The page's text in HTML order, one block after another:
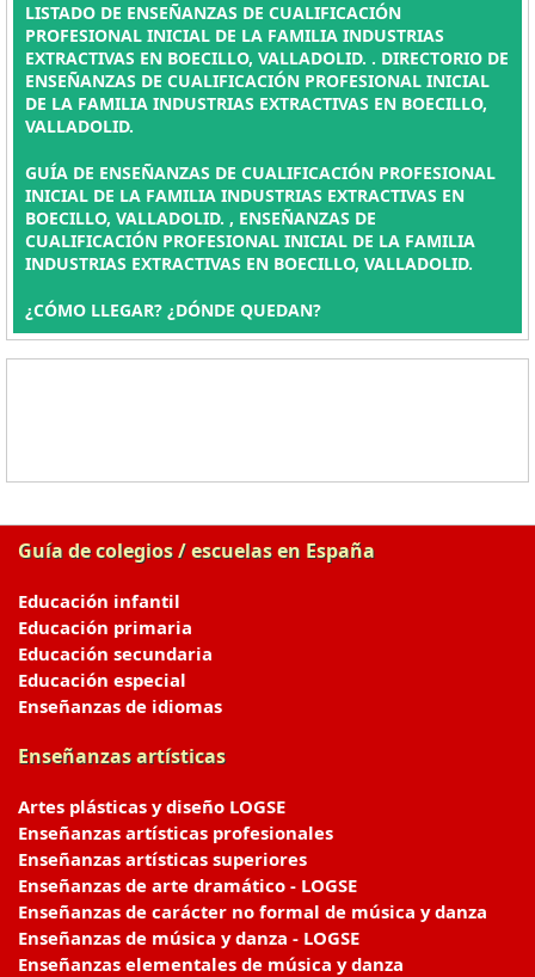
LISTADO DE ENSEÑANZAS DE CUALIFICACIÓN
PROFESIONAL INICIAL DE LA FAMILIA INDUSTRIAS
EXTRACTIVAS EN BOECILLO, VALLADOLID. . DIRECTORIO DE
ENSEÑANZAS DE CUALIFICACIÓN PROFESIONAL INICIAL
DE LA FAMILIA INDUSTRIAS EXTRACTIVAS EN BOECILLO,
VALLADOLID.
GUÍA DE ENSEÑANZAS DE CUALIFICACIÓN PROFESIONAL
INICIAL DE LA FAMILIA INDUSTRIAS EXTRACTIVAS EN
BOECILLO, VALLADOLID. , ENSEÑANZAS DE
CUALIFICACIÓN PROFESIONAL INICIAL DE LA FAMILIA
INDUSTRIAS EXTRACTIVAS EN BOECILLO, VALLADOLID.
¿CÓMO LLEGAR? ¿DÓNDE QUEDAN?
Guía de colegios / escuelas en España
Educación infantil
Educación primaria
Educación secundaria
Educación especial
Enseñanzas de idiomas
Enseñanzas artísticas
Artes plásticas y diseño LOGSE
Enseñanzas artísticas profesionales
Enseñanzas artísticas superiores
Enseñanzas de arte dramático - LOGSE
Enseñanzas de carácter no formal de música y danza
Enseñanzas de música y danza - LOGSE
Enseñanzas elementales de música y danza